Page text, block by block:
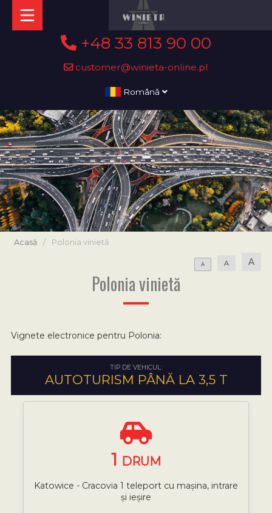
+48 33 813 90 00
customer@winieta-online.pl
Română
Acasă / Polonia vinietă
A A A
Polonia vinietă
Vignete electronice pentru Polonia:
TIP DE VEHICUL:
AUTOTURISM PÂNĂ LA 3,5 T
1 DRUM
Katowice - Cracovia 1 teleport cu mașina, intrare
și ieșire